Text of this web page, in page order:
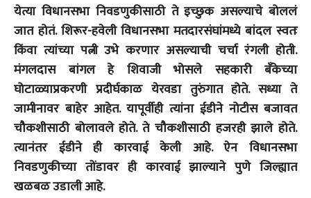
येत्या विधानसभा निवडणुकीसाठी ते इच्छुक असल्याचे बोललं
जात होतं. शिरूर-हवेली विधानसभा मतदारसंघांमध्ये बांदल स्वतः
किंवा त्यांच्या पत्नी उभे करणार असल्याची चर्चा रंगली होती.
मंगलदास बांगल हे शिवाजी भोसले सहकारी बँकेच्या
घोटाळ्याप्रकरणी प्रदीर्घकाळ येरवडा तुरुंगात होते. सध्या ते
जामीनावर बाहेर आहेत. यापूर्वीही त्यांना ईडीने नोटीस बजावत
चौकशीसाठी बोलावले होते. ते चौकशीसाठी हजरही झाले होते.
त्यानंतर ईडीने ही कारवाई केली आहे. ऐन विधानसभा
निवडणुकीच्या तोंडावर ही कारवाई झाल्याने पुणे जिल्ह्यात
खळबळ उडाली आहे.